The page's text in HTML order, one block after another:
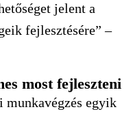
jelent a
fejlesztésére” –
most fejleszteni
munkavégzés egyik